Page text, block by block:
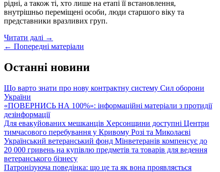
році
рідні, а також ті, хто лише на етапі її встановлення,
внутрішньо переміщені особи, люди старшого віку та
представники вразливих груп.
Читати далі Мешканці
Херсонщини
отримати
безкоштовні
консультації:
працює
проєкт
«Доступне
право»
і
для
кого
→
Posts
navigation
← Попередні матеріали
Останні новини
Що варто знати про нову контрактну систему Сил оборони
України
«ПОВЕРНИСЬ НА 100%»: інформаційні матеріали з протидії
дезінформації
Для евакуйованих мешканців Херсонщини доступні Центри
тимчасового перебування у Кривому Розі та Миколаєві
Український ветеранський фонд Мінветеранів компенсує до
20 000 гривень на купівлю предметів та товарів для ведення
ветеранського бізнесу
Патронізуюча поведінка: що це та як вона проявляється